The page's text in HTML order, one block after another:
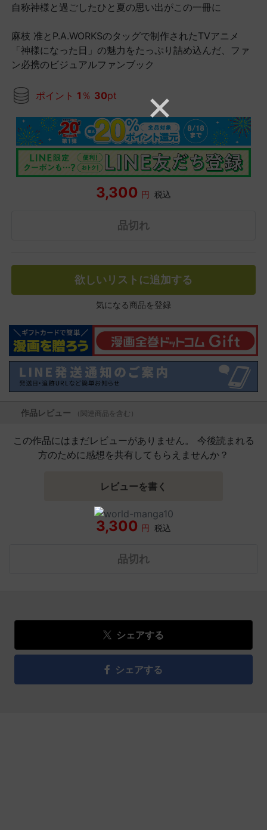
自称神様と過ごしたひと夏の思い出がこの一冊に
麻枝 准とP.A.WORKSのタッグで制作されたTVアニメ
「神様になった日」の魅力をたっぷり詰め込んだ、ファ
ン必携のビジュアルファンブック
ポイント 1 ％ 30pt
3,300 円 税込
品切れ
欲しいリストに追加する
気になる商品を登録
作品レビュー （関連商品を含む）
この作品にはまだレビューがありません。 今後読まれる
方のために感想を共有してもらえませんか？
レビューを書く
3,300 円 税込
品切れ
シェアする
シェアする